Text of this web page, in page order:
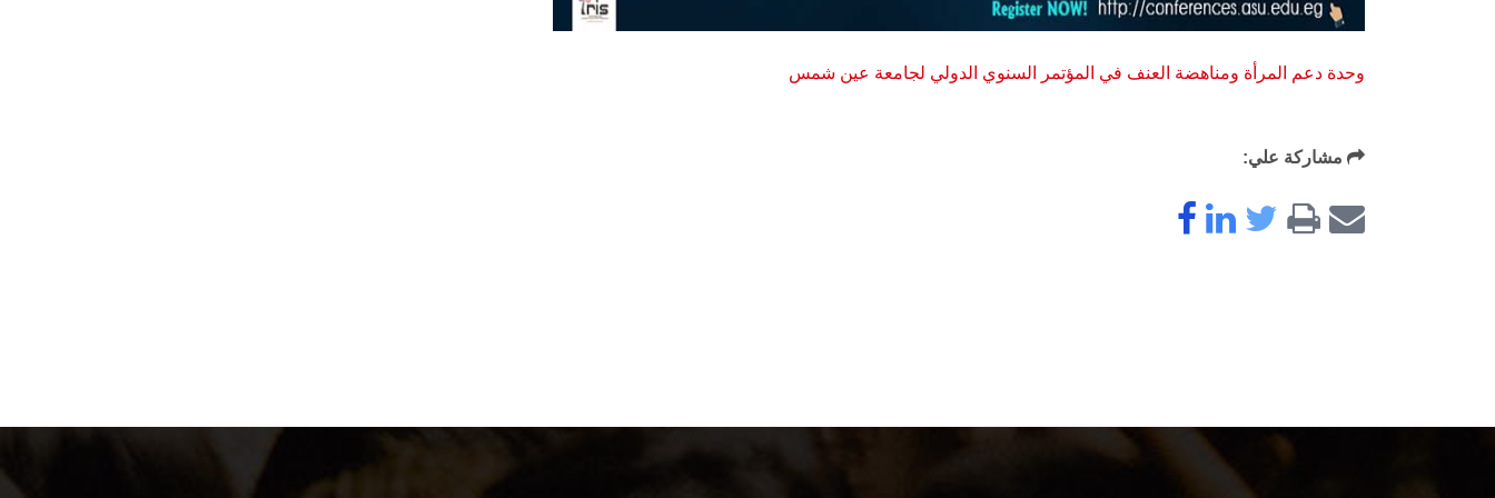
وحدة دعم المرأة ومناهضة العنف في المؤتمر السنوي الدولي لجامعة عين شمس
مشاركة علي: